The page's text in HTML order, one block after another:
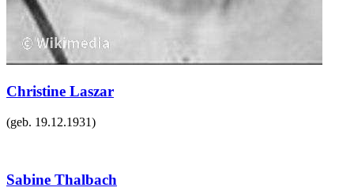
Christine Laszar
(geb. 19.12.1931)
Sabine Thalbach